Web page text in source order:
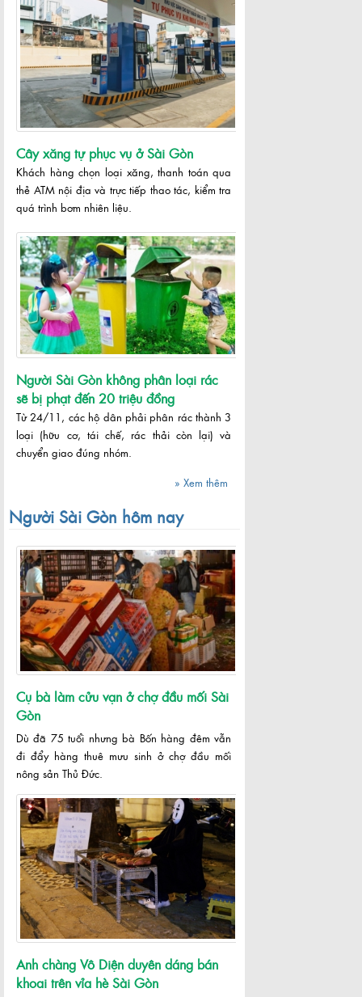
Cây xăng tự phục vụ ở Sài Gòn
Khách hàng chọn loại xăng, thanh toán qua
thẻ ATM nội địa và trực tiếp thao tác, kiểm tra
quá trình bơm nhiên liệu.
Người Sài Gòn không phân loại rác
sẽ bị phạt đến 20 triệu đồng
Từ 24/11, các hộ dân phải phân rác thành 3
loại (hữu cơ, tái chế, rác thải còn lại) và
chuyển giao đúng nhóm.
» Xem thêm
Người Sài Gòn hôm nay
Cụ bà làm cửu vạn ở chợ đầu mối Sài
Gòn
Dù đã 75 tuổi nhưng bà Bốn hàng đêm vẫn
đi đẩy hàng thuê mưu sinh ở chợ đầu mối
nông sản Thủ Đức.
Anh chàng Vô Diện duyên dáng bán
khoai trên vỉa hè Sài Gòn